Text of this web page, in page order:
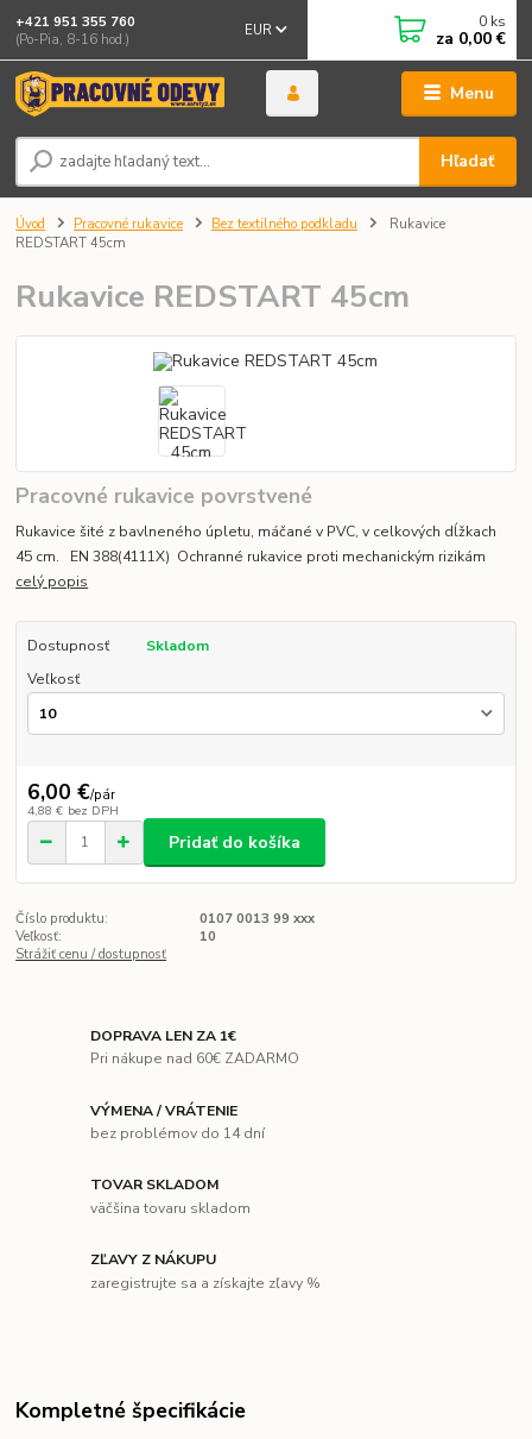
Menu
EUR
Hľadať
+421 951 355 760
(Po-Pia, 8-16 hod.)
0 ks
za 0,00 €
Úvod Pracovné rukavice Bez textilného podkladu
Rukavice
REDSTART 45cm
Rukavice REDSTART 45cm
Pracovné rukavice povrstvené
Rukavice šité z bavlneného úpletu, máčané v PVC, v celkových dĺžkach
45 cm. EN 388(4111X) Ochranné rukavice proti mechanickým rizikám
celý popis
Dostupnosť
Skladom
Veľkosť
6,00 €/pár
4,88 € bez DPH
Pridať do košíka
Číslo produktu:
0107 0013 99 xxx
Veľkosť:
10
Strážiť cenu / dostupnosť
DOPRAVA LEN ZA 1€
Pri nákupe nad 60€ ZADARMO
VÝMENA / VRÁTENIE
bez problémov do 14 dní
TOVAR SKLADOM
väčšina tovaru skladom
ZĽAVY Z NÁKUPU
zaregistrujte sa a získajte zľavy %
Kompletné špecifikácie